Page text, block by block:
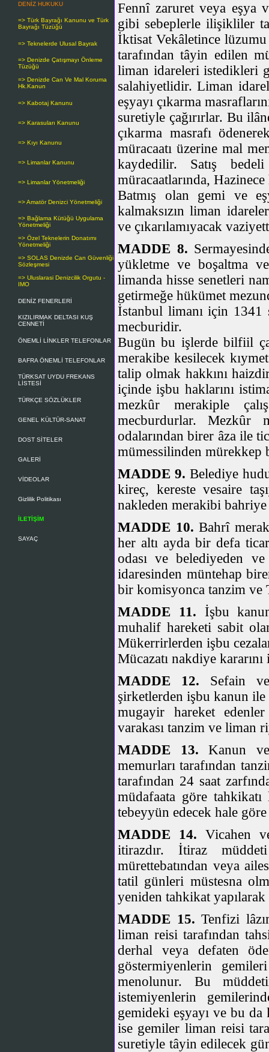
DENİZ HUKUKU
=> Türk Bayrağı Kanunu ve Türk
Bayrağı Tüzüğü
=> Teknelerde Ulusal Bayrak
=> Denizde Çatışmayı Önleme
Tüzüğü
=> Denizde Can Ve Mal Koruma
Hk.Kanun
=> Kabotaj Kanunu
=> Karasuları Kanunu
=> Kıyı Kanunu
=> Limanlar Kanunu
=> Limanlar Yönetmeliği
=> Amatör Denizci Yönetmeliği
=> Bağlama Kütüğü Uygulama
Yönetmeliği
=> Özel Teknelerin Donatımı
Yönetmeliği
=> SOLAS Denizde Can Güvenliği
Sözleşmesi
=> Uluslarasi Denizcilik Orgutu -
IMO
DENİZ FENERLERİ
KIZILIRMAK DELTASI KUŞ
CENNETİ
ÖNEMLİ LİNKLER TELEFONLAR
BAFRA ÖNEMLİ TELEFONLAR
TÜRKSAT UYDU FREKANS
LİSTESİ
TÜRKÇE SÖZLÜKLER
GENEL KÜLTÜR-SANAT
DOST SİTELER
GALERİ
VİDEOLAR
Gizlilik Politikası
İLETİŞİM
SAYAÇ
Fennî zaruret veya eşya
gibi sebeplerle ilişikliler
İktisat Vekâletince lüzumu
tarafından tâyin edilen
liman idareleri istedikleri
salahiyetlidir. Liman
eşyayı çıkarma
suretiyle çağırırlar. Bu
çıkarma masrafı
müracaatı üzerine mal
kaydedilir. Satış
müracaatlarında,
Batmış olan gemi ve
kalmaksızın liman
ve çıkarılamıyacak
MADDE 8.
yükletme ve boşaltma
limanda hisse senetleri
getirmeğe hükümet
İstanbul limanı için
mecburidir.
Bugün bu işlerde bilfiil
merakibe kesilecek
talip olmak hakkını
içinde işbu haklarını
mezkûr merakiple
mecburdurlar. Mezkûr
odalarından birer âza ile
mümessilinden mürekkep
MADDE 9. Belediye
kireç, kereste vesaire
nakleden merakibi bahriye
MADDE 10. Bahrî
her altı ayda bir defa
odası ve belediyeden
idaresinden müntehap
bir komisyonca tanzim ve
MADDE 11. İşbu
muhalif hareketi sabit
Mükerrirlerden işbu
Mücazatı nakdiye
MADDE 12. Sefain
şirketlerden işbu kanun ile
mugayir hareket
varakası tanzim ve liman
MADDE 13. Kanun
memurları tarafından
tarafından 24 saat
müdafaata göre
tebeyyün edecek hale
MADDE 14. Vicahen
itirazdır. İtiraz
mürettebatından veya
tatil günleri müstesna
yeniden tahkikat
MADDE 15. Tenfizi
liman reisi tarafından
derhal veya defaten
göstermiyenlerin
menolunur. Bu
istemiyenlerin
gemideki eşyayı ve bu
ise gemiler liman reisi
suretiyle tâyin edilecek